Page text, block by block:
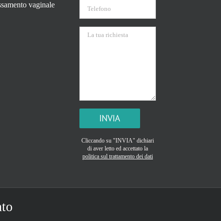
vaginale
Si prega di lasciare vuoto questo campo.
Cliccando su "INVIA" dichiari
di aver letto ed accettato la
politica sul trattamento dei dati